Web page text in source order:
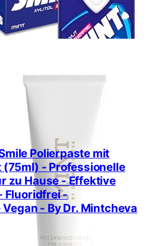
Polierpaste mit
- Professionelle
zu Hause - Effektive
Fluoridfrei -
- By Dr. Mintcheva